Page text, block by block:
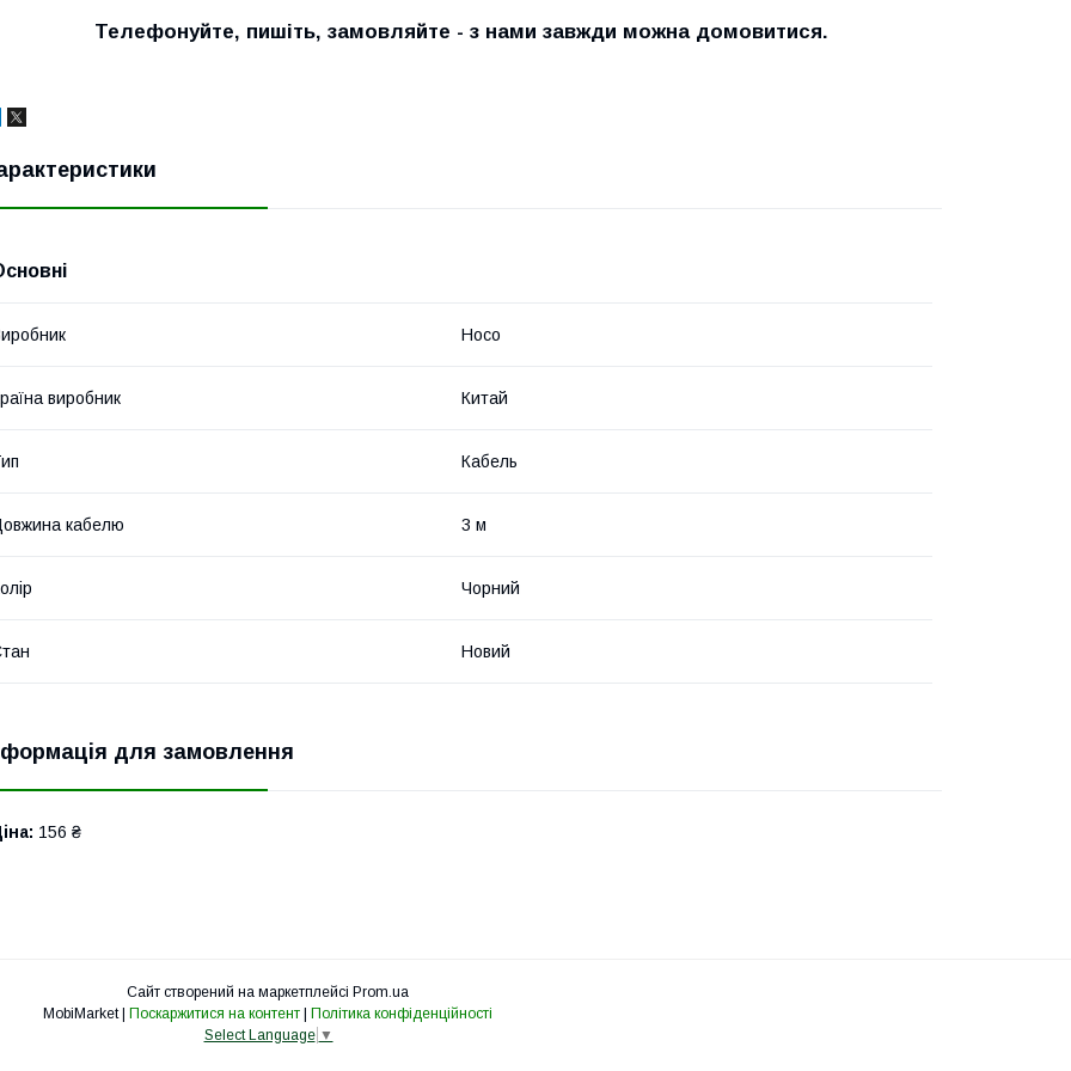
Телефонуйте, пишіть, замовляйте - з нами завжди можна домовитися.
Hoco
виробник Китай
Кабель
кабелю 3 м
Чорний
Новий
для замовлення
156 ₴
Сайт створений на маркетплейсі Prom.ua
MobiMarket | Поскаржитися на контент | Політика конфіденційності
Select Language ▼